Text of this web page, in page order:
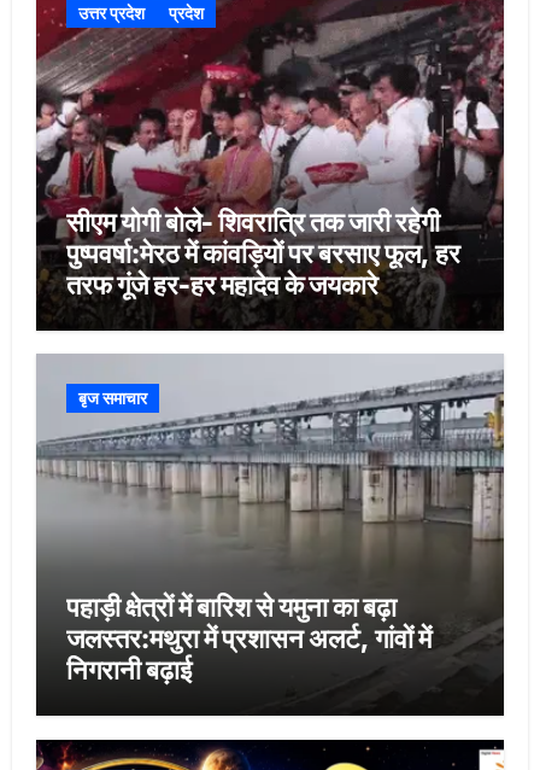
उत्तर प्रदेश प्रदेश
सीएम योगी बोले- शिवरात्रि तक जारी रहेगी
पुष्पवर्षा:मेरठ में कांवड़ियों पर बरसाए फूल, हर
तरफ गूंजे हर-हर महादेव के जयकारे
बृज समाचार
पहाड़ी क्षेत्रों में बारिश से यमुना का बढ़ा
जलस्तर:मथुरा में प्रशासन अलर्ट, गांवों में
निगरानी बढ़ाई